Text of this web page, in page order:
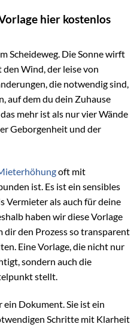
hier kostenlos
Scheideweg. Die Sonne wirft
Wind, der leise von
die notwendig sind,
auf dem du dein Zuhause
mehr ist als nur vier Wände
Geborgenheit und der
oft mit
ist. Es ist ein sensibles
Vermieter als auch für deine
haben wir diese Vorlage
dir den Prozess so transparent
Eine Vorlage, die nicht nur
sondern auch die
stellt.
ein Dokument. Sie ist ein
Schritte mit Klarheit